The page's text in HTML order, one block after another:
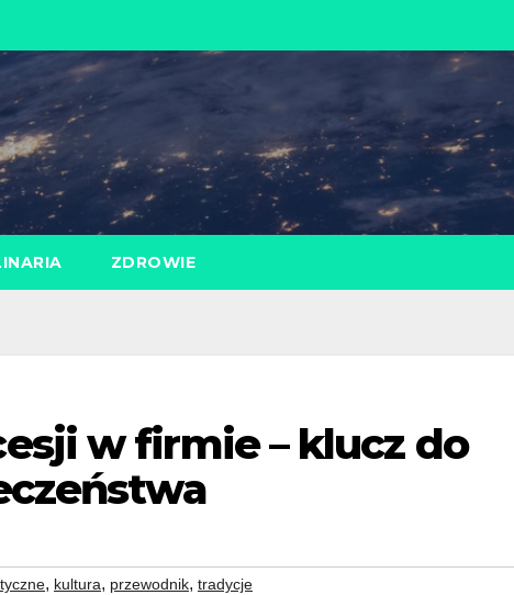
ZDROWIE
w firmie – klucz do
, kultura, przewodnik, tradycje